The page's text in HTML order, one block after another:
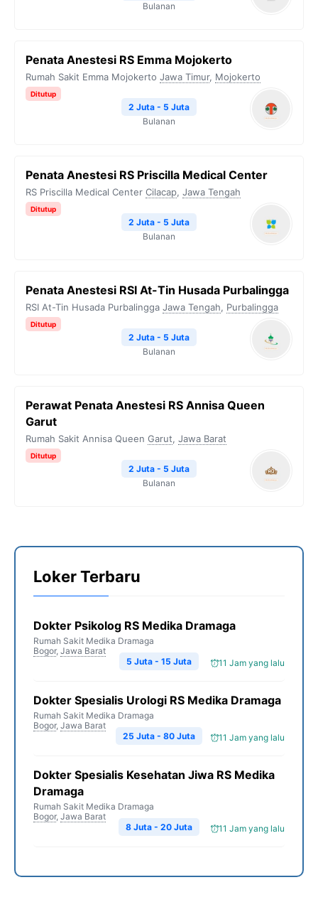
Bulanan
Penata Anestesi RS Emma Mojokerto
Rumah Sakit Emma Mojokerto Jawa Timur, Mojokerto
Ditutup
2 Juta - 5 Juta
Bulanan
Penata Anestesi RS Priscilla Medical Center
RS Priscilla Medical Center Cilacap, Jawa Tengah
Ditutup
2 Juta - 5 Juta
Bulanan
Penata Anestesi RSI At-Tin Husada Purbalingga
RSI At-Tin Husada Purbalingga Jawa Tengah, Purbalingga
Ditutup
2 Juta - 5 Juta
Bulanan
Perawat Penata Anestesi RS Annisa Queen
Garut
Rumah Sakit Annisa Queen Garut, Jawa Barat
Ditutup
2 Juta - 5 Juta
Bulanan
Loker Terbaru
Dokter Psikolog RS Medika Dramaga
Rumah Sakit Medika Dramaga
Bogor, Jawa Barat
11 Jam yang lalu
5 Juta - 15 Juta
Dokter Spesialis Urologi RS Medika Dramaga
Rumah Sakit Medika Dramaga
Bogor, Jawa Barat
11 Jam yang lalu
25 Juta - 80 Juta
Dokter Spesialis Kesehatan Jiwa RS Medika
Dramaga
Rumah Sakit Medika Dramaga
Bogor, Jawa Barat
11 Jam yang lalu
8 Juta - 20 Juta